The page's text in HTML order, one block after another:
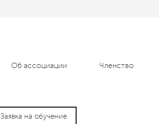
Заявка на обучение
Об ассоциации Членство